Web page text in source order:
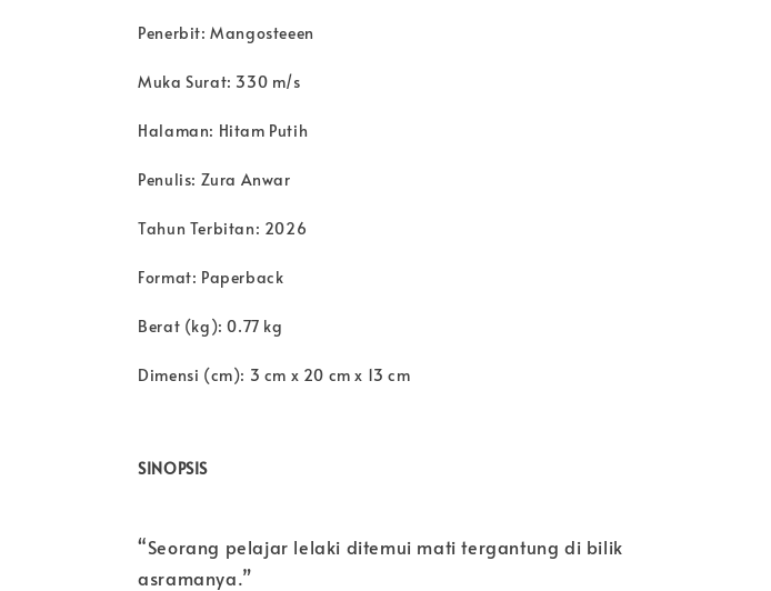
Penerbit: Mangosteeen
Muka Surat: 330 m/s
Halaman: Hitam Putih
Penulis: Zura Anwar
Tahun Terbitan: 2026
Format: Paperback
Berat (kg): 0.77 kg
Dimensi (cm): 3 cm x 20 cm x 13 cm
SINOPSIS
“Seorang pelajar lelaki ditemui mati tergantung di bilik
asramanya.”